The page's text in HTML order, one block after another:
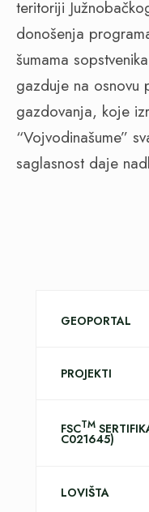
teritoriji
donošenja
šumama
gazduje na osnovu
gazdovanja, koje
“Vojvodinašume”
saglasnost daje
GEOPORTAL
PROJEKTI
FSCTM
C021645)
LOVIŠTA